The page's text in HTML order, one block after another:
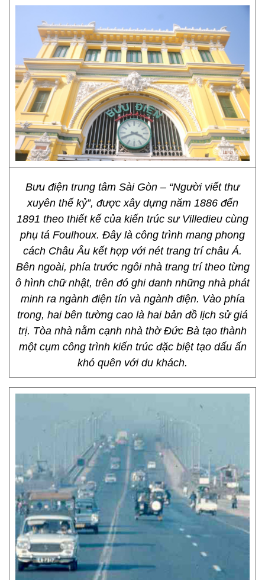
Bưu điện trung tâm Sài Gòn – “Người viết thư
xuyên thế kỷ”, được xây dựng năm 1886 đến
1891 theo thiết kế của kiến trúc sư Villedieu cùng
phụ tá Foulhoux. Đây là công trình mang phong
cách Châu Âu kết hợp với nét trang trí châu Á.
Bên ngoài, phía trước ngôi nhà trang trí theo từng
ô hình chữ nhật, trên đó ghi danh những nhà phát
minh ra ngành điện tín và ngành điện. Vào phía
trong, hai bên tường cao là hai bản đồ lịch sử giá
trị. Tòa nhà nằm cạnh nhà thờ Đức Bà tạo thành
một cụm công trình kiến trúc đặc biệt tạo dấu ấn
khó quên với du khách.